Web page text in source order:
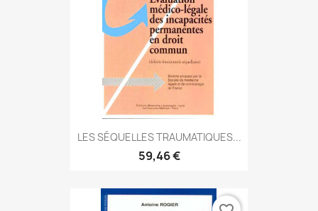
LES SÉQUELLES TRAUMATIQUES...
59,46 €